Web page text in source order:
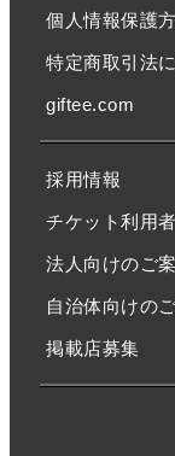
個人情報保護
特定商取引法
giftee.com
採用情報
チケット利用
法人向けのご
自治体向けの
掲載店募集